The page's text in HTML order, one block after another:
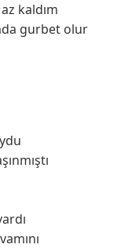
kaldım
gurbet olur